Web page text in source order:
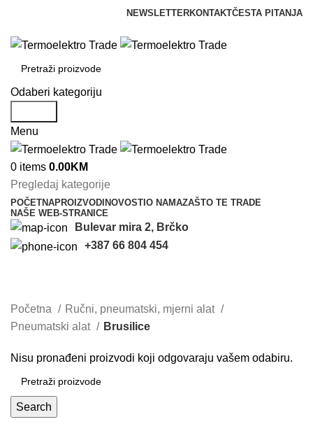
NEWSLETTERKONTAKTČESTA PITANJA
Odaberi kategoriju
Menu
0 items 0.00KM
Pregledaj kategorije
POČETNAPROIZVODI NOVOSTI O NAMAZAŠTO TE TRADE
NAŠE WEB-STRANICE
Bulevar mira 2, Brčko
+387 66 804 454
Categories
Početna
Ručni, pneumatski, mjerni alat
Pneumatski alat
Brusilice
Nisu pronađeni proizvodi koji odgovaraju vašem odabiru.
Search